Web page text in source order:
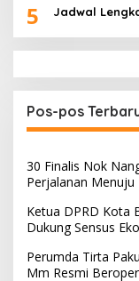
5 Jadwal
Pos-pos
30 Finalis Nok
Perjalanan
Ketua DPRD Kota
Dukung Sensus
Perumda Tirta
Mm Resmi